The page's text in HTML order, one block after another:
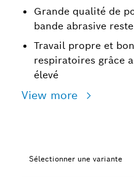
Grande qualité de
bande abrasive
Travail propre et
respiratoires grâce
élevé
View more
Sélectionner une variante